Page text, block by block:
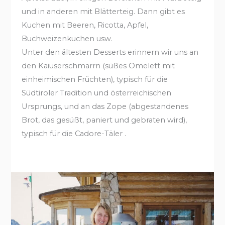
und in anderen mit Blätterteig. Dann gibt es
Kuchen mit Beeren, Ricotta, Apfel,
Buchweizenkuchen usw.
Unter den ältesten Desserts erinnern wir uns an
den Kaiuserschmarrn (süßes Omelett mit
einheimischen Früchten), typisch für die
Südtiroler Tradition und österreichischen
Ursprungs, und an das Zope (abgestandenes
Brot, das gesüßt, paniert und gebraten wird),
typisch für die Cadore-Täler .